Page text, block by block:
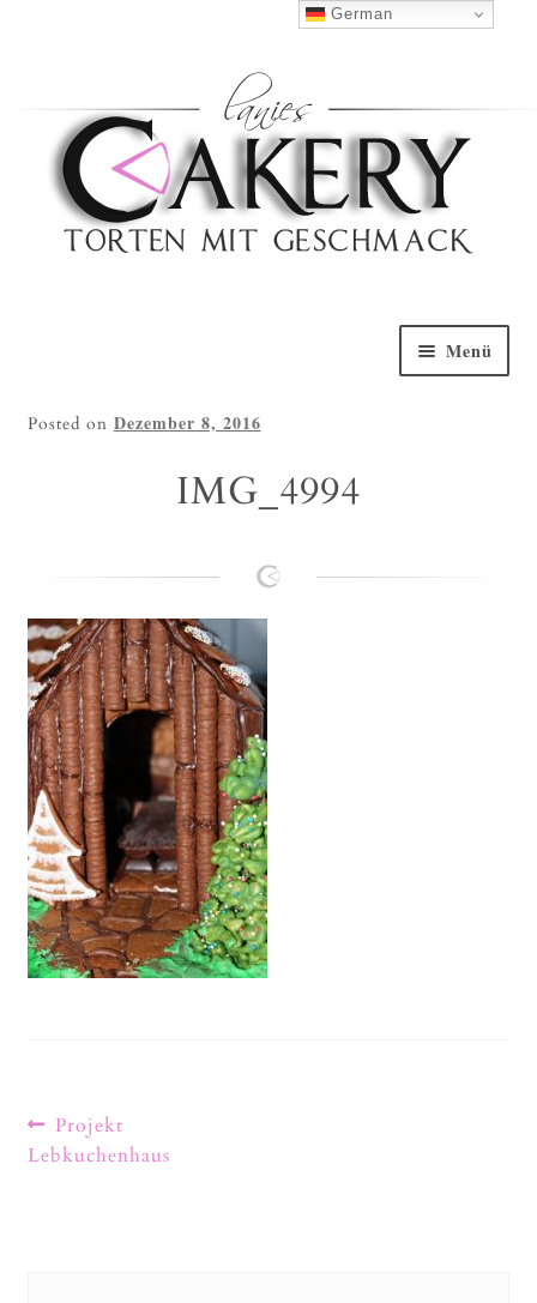
0152 5314 0461 Nach Oben
Menü
Torten Galerie
Kontakt
Posted on Dezember 8, 2016
IMG_4994
Projekt
Lebkuchenhaus
German